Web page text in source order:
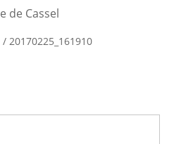
/ 20170225_161910